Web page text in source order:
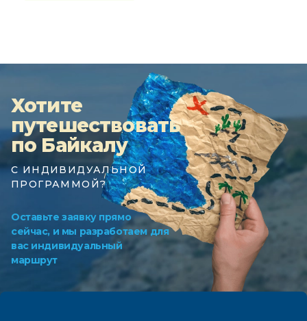
Хотите
путешествовать
по Байкалу
С ИНДИВИДУАЛЬНОЙ
ПРОГРАММОЙ?
Оставьте заявку прямо
сейчас, и мы разработаем для
вас индивидуальный
маршрут